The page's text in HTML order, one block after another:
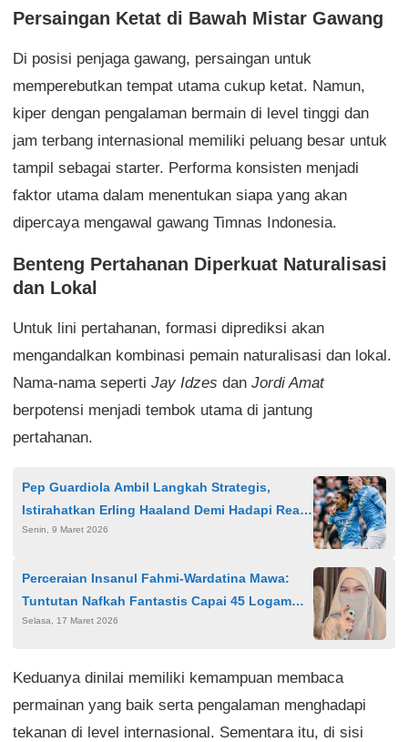
Persaingan Ketat di Bawah Mistar Gawang
Di posisi penjaga gawang, persaingan untuk
memperebutkan tempat utama cukup ketat. Namun,
kiper dengan pengalaman bermain di level tinggi dan
jam terbang internasional memiliki peluang besar untuk
tampil sebagai starter. Performa konsisten menjadi
faktor utama dalam menentukan siapa yang akan
dipercaya mengawal gawang Timnas Indonesia.
Benteng Pertahanan Diperkuat Naturalisasi
dan Lokal
Untuk lini pertahanan, formasi diprediksi akan
mengandalkan kombinasi pemain naturalisasi dan lokal.
Nama-nama seperti Jay Idzes dan Jordi Amat
berpotensi menjadi tembok utama di jantung
pertahanan.
Pep Guardiola Ambil Langkah Strategis,
Istirahatkan Erling Haaland Demi Hadapi Real
Madrid di Liga Champions
Senin, 9 Maret 2026
Perceraian Insanul Fahmi-Wardatina Mawa:
Tuntutan Nafkah Fantastis Capai 45 Logam
Mulia Emas
Selasa, 17 Maret 2026
Keduanya dinilai memiliki kemampuan membaca
permainan yang baik serta pengalaman menghadapi
tekanan di level internasional. Sementara itu, di sisi